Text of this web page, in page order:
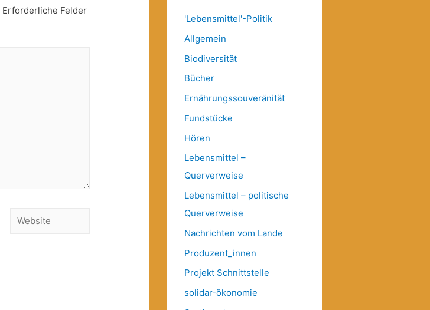
Erforderliche Felder
Website
'Lebensmittel'-Politik
Allgemein
Biodiversität
Bücher
Ernährungssouveränität
Fundstücke
Hören
Lebensmittel –
Querverweise
Lebensmittel – politische
Querverweise
Nachrichten vom Lande
Produzent_innen
Projekt Schnittstelle
solidar-ökonomie